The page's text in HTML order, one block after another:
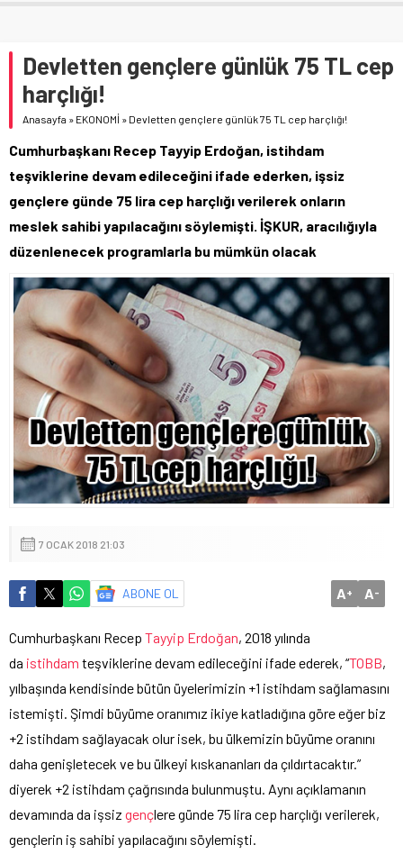
Devletten gençlere günlük 75 TL cep
harçlığı!
Anasayfa » EKONOMİ » Devletten gençlere günlük 75 TL cep harçlığı!
Cumhurbaşkanı Recep Tayyip Erdoğan, istihdam
teşviklerine devam edileceğini ifade ederken, işsiz
gençlere günde 75 lira cep harçlığı verilerek onların
meslek sahibi yapılacağını söylemişti. İŞKUR, aracılığıyla
düzenlenecek programlarla bu mümkün olacak
7 OCAK 2018 21:03
ABONE OL A+ A-
Cumhurbaşkanı Recep Tayyip Erdoğan, 2018 yılında
da istihdam teşviklerine devam edileceğini ifade ederek, “TOBB,
yılbaşında kendisinde bütün üyelerimizin +1 istihdam sağlamasını
istemişti. Şimdi büyüme oranımız ikiye katladığına göre eğer biz
+2 istihdam sağlayacak olur isek, bu ülkemizin büyüme oranını
daha genişletecek ve bu ülkeyi kıskananları da çıldırtacaktır.”
diyerek +2 istihdam çağrısında bulunmuştu. Aynı açıklamanın
devamında da işsiz gençlere günde 75 lira cep harçlığı verilerek,
gençlerin iş sahibi yapılacağını söylemişti.